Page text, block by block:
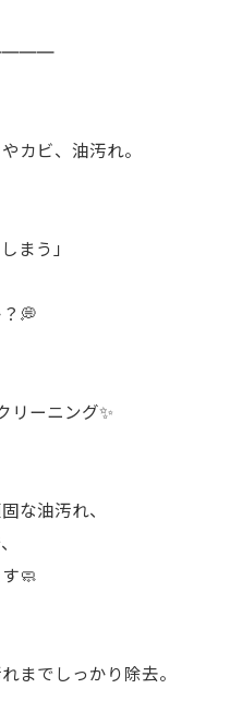
カビ、油汚れ。
まう」
💭
リーニング✨
な油汚れ、
🧼
までしっかり除去。